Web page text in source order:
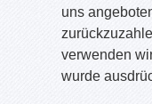
uns
verwenden
wurde